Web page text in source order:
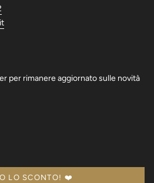
per rimanere aggiornato sulle novità
LO SCONTO! ❤️